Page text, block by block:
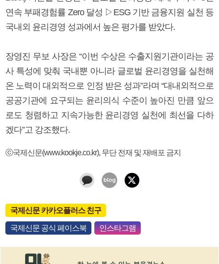
연속 부패경험률 Zero 달성 ▷ESG 기반 금융지원 실천 등
국내외 윤리경영 성과에서 높은 평가를 받았다.
장영진 무보 사장은 “이번 수상은 수출지원기관이라는 공
사 특성에 맞춰 국내뿐 아니라 글로벌 윤리경영을 실천해
온 노력이 대외적으로 인정 받은 성과”라며 “대내외적으로
공공기관에 요구되는 윤리의식 수준이 높아진 만큼 앞으
로도 청렴하고 지속가능한 윤리경영 실천에 최선을 다하
겠다”고 강조했다.
ⓒ국제신문(www.kookje.co.kr), 무단 전재 및 재배포 금지
국제신문 카카오플러스 친구
국제신문 공식 페이스북 인스타그램